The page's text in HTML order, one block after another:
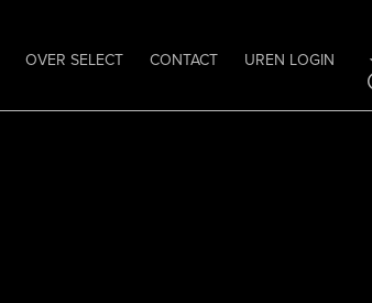
OVER SELECT CONTACT
UREN LOGIN